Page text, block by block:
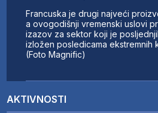
AKTIVNOSTI
Francuska je drugi najveći
a ovogodišnji vremenski uslovi
izazov za sektor koji je
izložen posledicama ekstremnih
(Foto Magnific)